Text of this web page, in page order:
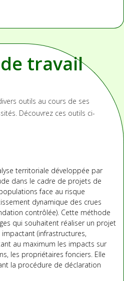
travail
outils au cours de ses
Découvrez ces outils ci-
territoriale développée par
dans le cadre de projets de
face au risque
dynamique des crues
contrôlée). Cette méthode
qui souhaitent réaliser un projet
(infrastructures,
au maximum les impacts sur
les propriétaires fonciers. Elle
la procédure de déclaration